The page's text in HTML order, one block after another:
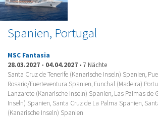
Spanien, Portugal
MSC Fantasia
28.03.2027 - 04.04.2027 • 7 Nächte
Santa Cruz de Tenerife (Kanarische Inseln) Spanien,
Rosario/Fuerteventura Spanien, Funchal (Madeira)
Lanzarote (Kanarische Inseln) Spanien, Las Palmas de
Inseln) Spanien, Santa Cruz de La Palma Spanien,
(Kanarische Inseln) Spanien